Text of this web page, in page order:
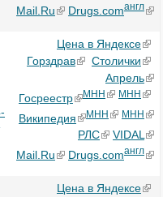
Mail.Ru
Drugs.comангл
Цена в Яндексе
Горздрав
Столички
Апрель
Госреестр
МНН МНН
Википедия МНН МНН
РЛС
VIDAL
Mail.Ru
Drugs.comангл
Цена в Яндексе